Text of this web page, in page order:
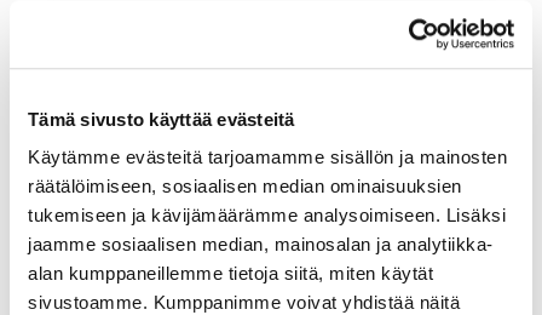
Tämä sivusto käyttää evästeitä
Käytämme evästeitä tarjoamamme sisällön ja mainosten
räätälöimiseen, sosiaalisen median ominaisuuksien
tukemiseen ja kävijämäärämme analysoimiseen. Lisäksi
jaamme sosiaalisen median, mainosalan ja analytiikka-
alan kumppaneillemme tietoja siitä, miten käytät
sivustoamme. Kumppanimme voivat yhdistää näitä
Laaja-alainen kokemus liikkeenjohdon
tietojärjestelmä toteutuksia sekä
ulkoistuspalveluista viimeisen 25
vuoden ajalta. Merkittävimmät
työnantajat Accenture, DXC
Technology, Wipro.